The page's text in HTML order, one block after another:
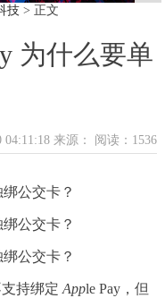
技> 正文
为什么要单
04:11:18 来源： 阅读：1536
持绑定 Apple Pay，但